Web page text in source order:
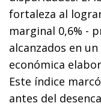
fortaleza al
marginal 0,6% -
alcanzados en
económica
Este índice
antes del